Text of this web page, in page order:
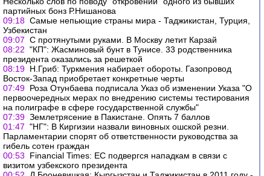
партийных бонз Р.Нишанова
09:18 Самые непьющие страны мира - Таджикистан, Турция,
Узбекистан
09:07 С протянутыми руками. В Москву летит Карзай
08:22 "КП": Жасминовый бунт в Тунисе. 33 родственника
президента оказались за решеткой
08:19 Н.Гриб: Туркмения набирает обороты. Газопровод
Восток-Запад приобретает конкретные черты
07:49 Роза Отунбаева подписала Указ об изменении Указа "О
первоочередных мерах по внедрению системы тестирования
на полиграфе в сфере государственной службы"
07:39 Землетрясение в Пакистане. Опять 7 баллов
01:47 "НГ": В Киргизии назвали виновных ошской резни.
Парламентарии спорят об ответственности руководства за
гибель сотен граждан
00:53
Financial Times: ЕС подвергся нападкам в связи с
визитом узбекского президента